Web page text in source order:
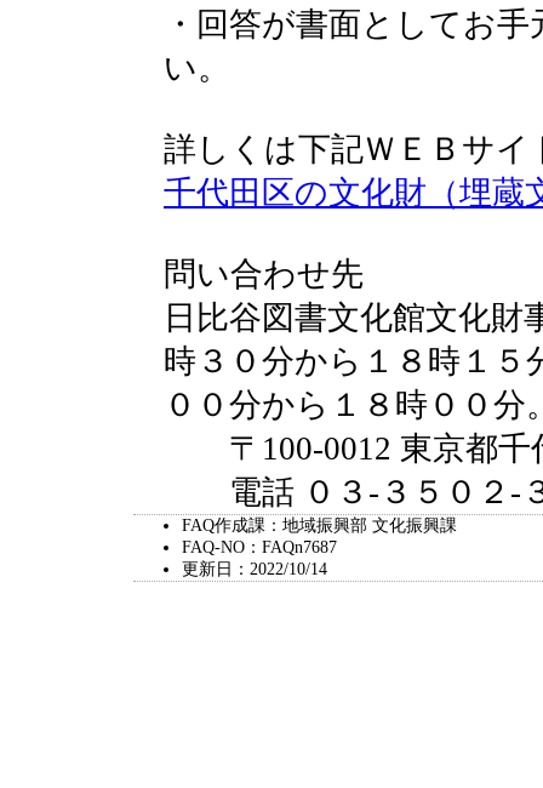
・回答が書面としてお
い。
詳しくは下記ＷＥＢサ
千代田区の文化財（埋蔵
問い合わせ先
日比谷図書文化館文化
時３０分から１８時１５
００分から１８時００分
〒100-0012 東京都千
電話 ０３-３５０２-
FAQ作成課：地域振興部 文化振興課
FAQ-NO：FAQn7687
更新日：2022/10/14